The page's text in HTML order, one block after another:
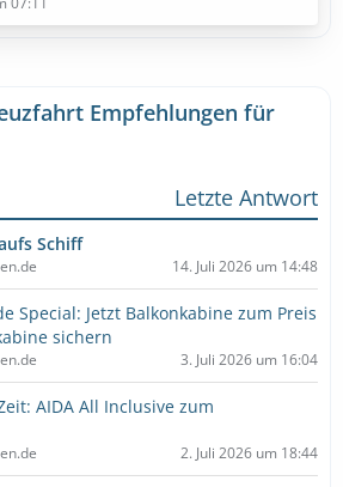
Empfehlungen für
Letzte Antwort
Schiff
14. Juli 2026 um 14:48
Special: Jetzt Balkonkabine zum Preis
sichern
3. Juli 2026 um 16:04
AIDA All Inclusive zum
2. Juli 2026 um 18:44